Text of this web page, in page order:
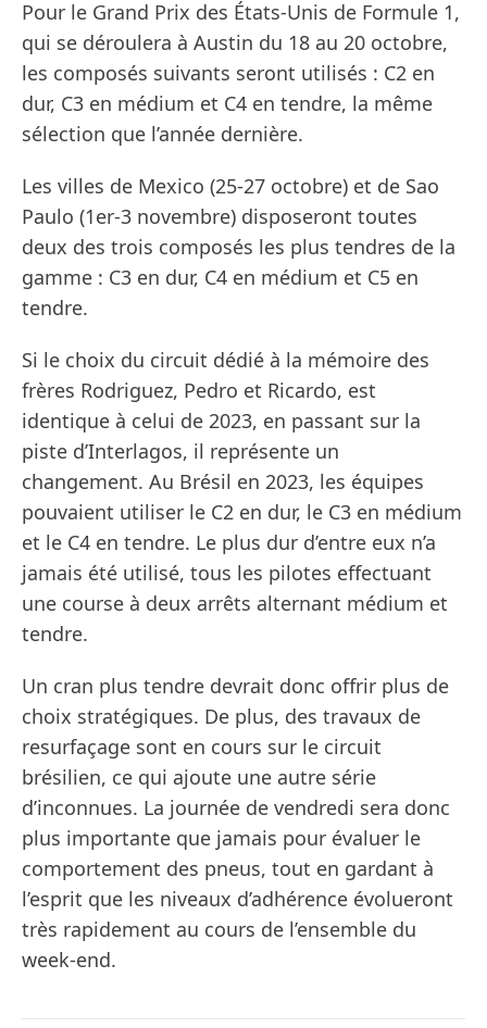
Pour le Grand Prix des États-Unis de Formule 1,
qui se déroulera à Austin du 18 au 20 octobre,
les composés suivants seront utilisés : C2 en
dur, C3 en médium et C4 en tendre, la même
sélection que l’année dernière.
Les villes de Mexico (25-27 octobre) et de Sao
Paulo (1er-3 novembre) disposeront toutes
deux des trois composés les plus tendres de la
gamme : C3 en dur, C4 en médium et C5 en
tendre.
Si le choix du circuit dédié à la mémoire des
frères Rodriguez, Pedro et Ricardo, est
identique à celui de 2023, en passant sur la
piste d’Interlagos, il représente un
changement. Au Brésil en 2023, les équipes
pouvaient utiliser le C2 en dur, le C3 en médium
et le C4 en tendre. Le plus dur d’entre eux n’a
jamais été utilisé, tous les pilotes effectuant
une course à deux arrêts alternant médium et
tendre.
Un cran plus tendre devrait donc offrir plus de
choix stratégiques. De plus, des travaux de
resurfaçage sont en cours sur le circuit
brésilien, ce qui ajoute une autre série
d’inconnues. La journée de vendredi sera donc
plus importante que jamais pour évaluer le
comportement des pneus, tout en gardant à
l’esprit que les niveaux d’adhérence évolueront
très rapidement au cours de l’ensemble du
week-end.